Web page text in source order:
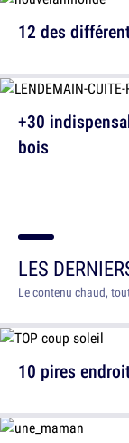
+30
bois
12 des
LES
Le contenu chaud,
10 pires